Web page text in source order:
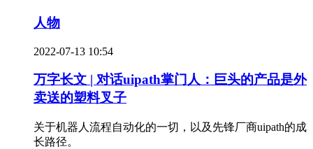
人物
2022-07-13 10:54
万字长文 | 对话uipath掌门人：巨头的产品是外
卖送的塑料叉子
关于机器人流程自动化的一切，以及先锋厂商uipath的成
长路径。